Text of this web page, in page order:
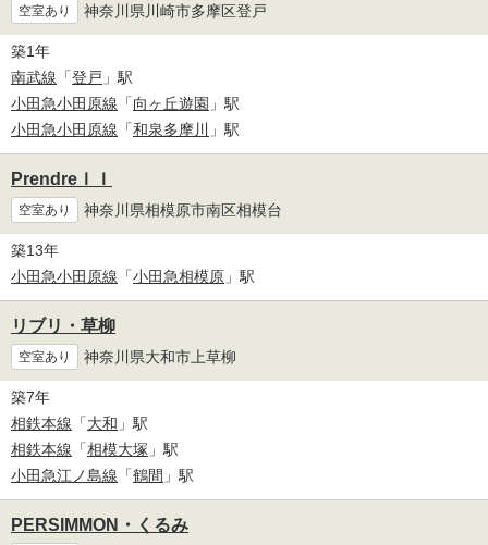
空室あり 神奈川県川崎市多摩区登戸
築1年
南武線 「登戸 」駅
小田急小田原線 「向ヶ丘遊園 」駅
小田急小田原線 「和泉多摩川 」駅
PrendreＩＩ
空室あり 神奈川県相模原市南区相模台
築13年
小田急小田原線 「小田急相模原 」駅
リブリ・草柳
空室あり 神奈川県大和市上草柳
築7年
相鉄本線 「大和 」駅
相鉄本線 「相模大塚 」駅
小田急江ノ島線 「鶴間 」駅
PERSIMMON・くるみ